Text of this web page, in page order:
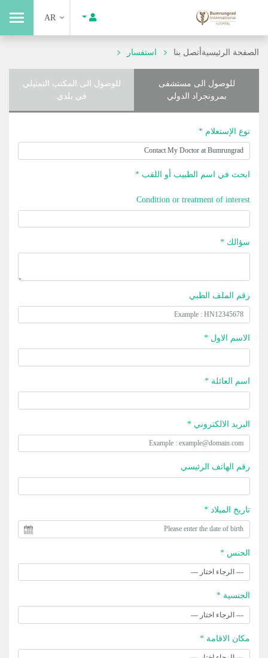
AR
الصفحة الرئيسيةأتصل بنا استفسار
للوصول الى مستشفى
بمرونجراد الدولي
للوصول الى المكتب التمثيلي
في بلدي
نوع الإستعلام *
ابحث في اسم الطبيب أو اللقب *
Condition or treatment of interest
سؤالك *
رقم الملف الطبي
الاسم الاول *
اسم العائلة *
البريد الالكتروني *
رقم الهاتف الرئيسي
تاريخ الميلاد *
الجنس *
الجنسية *
مكان الاقامة *